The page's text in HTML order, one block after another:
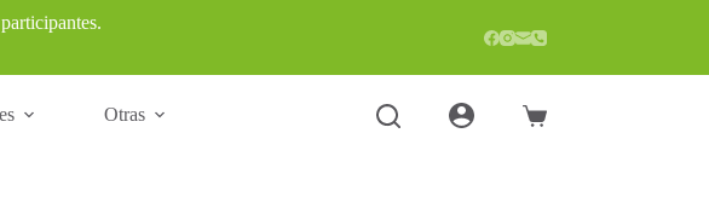
Otras
Carro